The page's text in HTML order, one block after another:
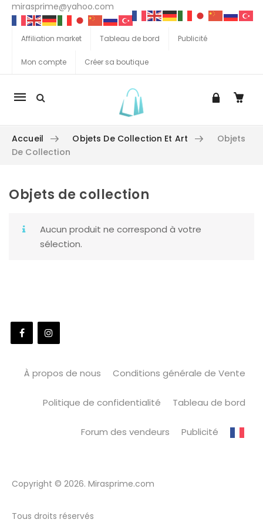
mirasprime@yahoo.com
Affiliation market Tableau de bord Publicité
Mon compte Créer sa boutique
La
Mobile
Accueil Objets De Collection Et Art
Objets
De Collection
Aller au contenu
Objets de collection
Aucun produit ne correspond à votre
sélection.
À propos de nous Conditions générale de Vente
Politique de confidentialité Tableau de bord
Forum des vendeurs Publicité
Copyright © 2026. Mirasprime.com
Tous droits réservés